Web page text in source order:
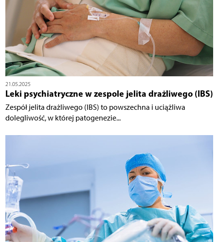
21.05.2025
Leki psychiatryczne w zespole jelita drażliwego (IBS)
Zespół jelita drażliwego (IBS) to powszechna i uciążliwa
dolegliwość, w której patogenezie...